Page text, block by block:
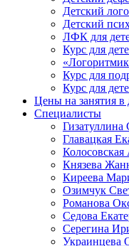
Детский
Детский
ЛФК для
Курс для
Курс для
Курс для
Цены на занятия в
Специалисты
Гизатуллина
Главацкая
Колосовская
Князева
Киреева
Озимчук
Романова
Седова
Серегина
Украинцева